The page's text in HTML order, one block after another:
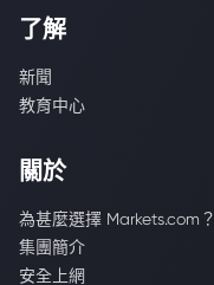
了解
新聞
教育中心
關於
為甚麼選擇 Markets.com？
集團簡介
安全上網